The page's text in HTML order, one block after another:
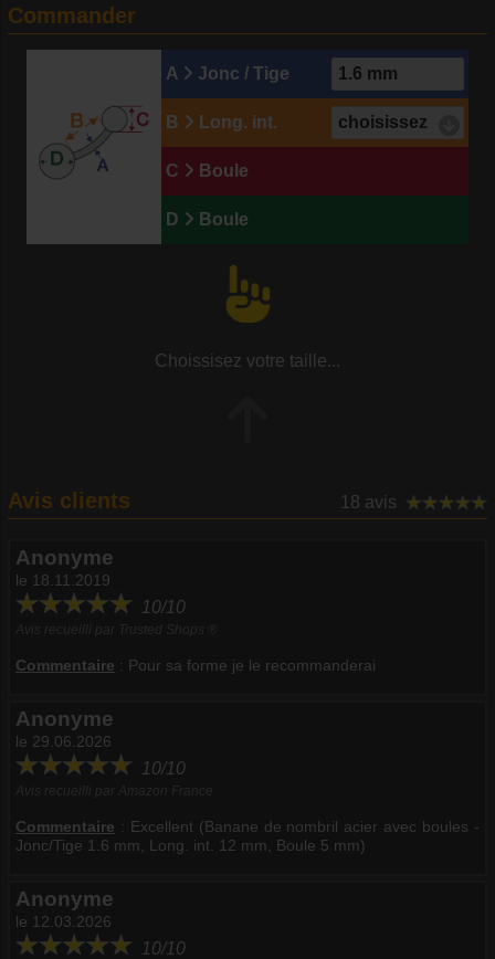
Commander
A Jonc / Tige
B Long. int.
C Boule
D Boule
Choissisez votre taille...
Avis clients 18 avis
Anonyme
le 18.11.2019
10/10
Commentaire : Pour sa forme je le recommanderai
Anonyme
le 29.06.2026
10/10
Commentaire : Excellent (Banane de nombril acier avec boules -
Jonc/Tige 1.6 mm, Long. int. 12 mm, Boule 5 mm)
Anonyme
le 12.03.2026
10/10